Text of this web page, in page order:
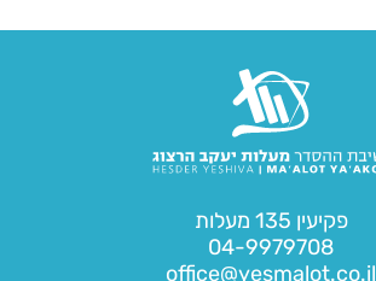
פקיעין 135 מעלות
04-9979708
office@yesmalot.co.il